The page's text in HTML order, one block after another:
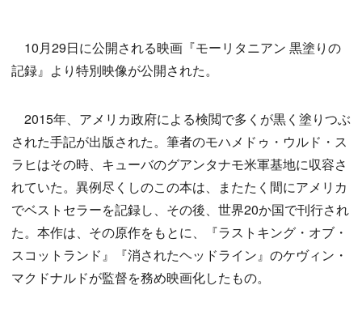
10月29日に公開される映画『モーリタニアン 黒塗りの
記録』より特別映像が公開された。
2015年、アメリカ政府による検閲で多くが黒く塗りつぶ
された手記が出版された。筆者のモハメドゥ・ウルド・ス
ラヒはその時、キューバのグアンタナモ米軍基地に収容さ
れていた。異例尽くしのこの本は、またたく間にアメリカ
でベストセラーを記録し、その後、世界20か国で刊行され
た。本作は、その原作をもとに、『ラストキング・オブ・
スコットランド』『消されたヘッドライン』のケヴィン・
マクドナルドが監督を務め映画化したもの。